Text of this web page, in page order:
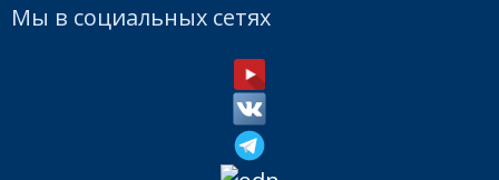
Мы в социальных сетях